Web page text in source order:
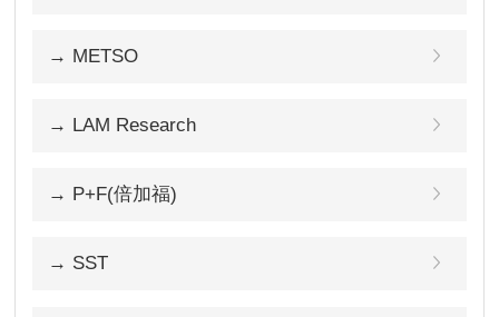
→ METSO
→ LAM Research
→ P+F(倍加福)
→ SST